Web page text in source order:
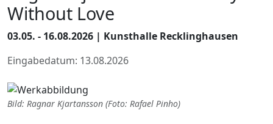
Without Love
03.05. - 16.08.2026 | Kunsthalle Recklinghausen
Eingabedatum: 13.08.2026
Bild: Ragnar Kjartansson (Foto: Rafael Pinho)